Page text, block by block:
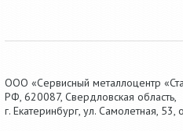
ООО «Сервисный металлоцентр
РФ, 620087, Свердловская область,
г. Екатеринбург, ул. Самолетная, 53,